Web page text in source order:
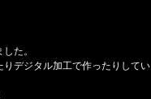
た。
デジタル加工で作ったりしてい